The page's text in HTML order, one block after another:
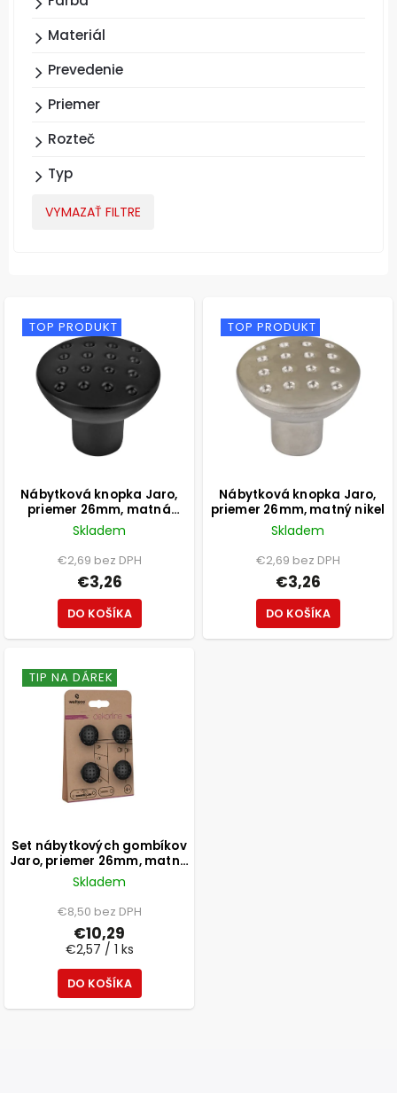
Materiál
Prevedenie
Priemer
Rozteč
Typ
VYMAZAŤ FILTRE
TOP PRODUKT
Nábytková knopka Jaro,
priemer 26mm, matná
čierna
Skladem
€2,69 bez DPH
€3,26
DO KOŠÍKA
TOP PRODUKT
Nábytková knopka Jaro,
priemer 26mm, matný nikel
Skladem
€2,69 bez DPH
€3,26
DO KOŠÍKA
TIP NA DÁREK
Set nábytkových gombíkov
Jaro, priemer 26mm, matná
čierna, 4 ks
Skladem
€8,50 bez DPH
€10,29
€2,57 / 1 ks
DO KOŠÍKA